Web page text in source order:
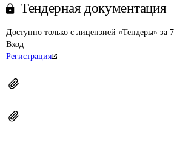
Тендерная документация
Доступно только с лицензией «Тендеры» за
Вход
Регистрация